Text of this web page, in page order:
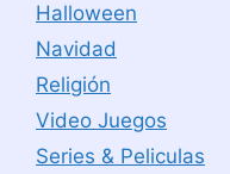
Halloween
Navidad
Religión
Video Juegos
Series & Peliculas